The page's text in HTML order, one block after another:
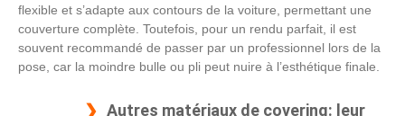
flexible et s’adapte aux contours de la voiture, permettant une
couverture complète. Toutefois, pour un rendu parfait, il est
souvent recommandé de passer par un professionnel lors de la
pose, car la moindre bulle ou pli peut nuire à l’esthétique finale.
Autres matériaux de covering: leur